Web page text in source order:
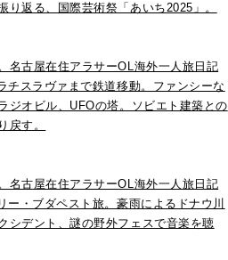
り返る、国際芸術祭「あいち2025」。
名古屋在住アラサーOL海外一人旅日記
チスラヴァまで鉄道移動。ファンシーな
ジオビル、UFOの塔。ソビエト建築との
戻す。
名古屋在住アラサーOL海外一人旅日記
ー・ブダペスト旅。豪雨によるドナウ川
シデント、謎の野外フェスで音楽を聴